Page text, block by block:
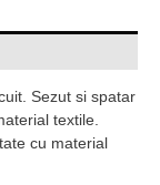
Sezut si spatar
textile.
cu material